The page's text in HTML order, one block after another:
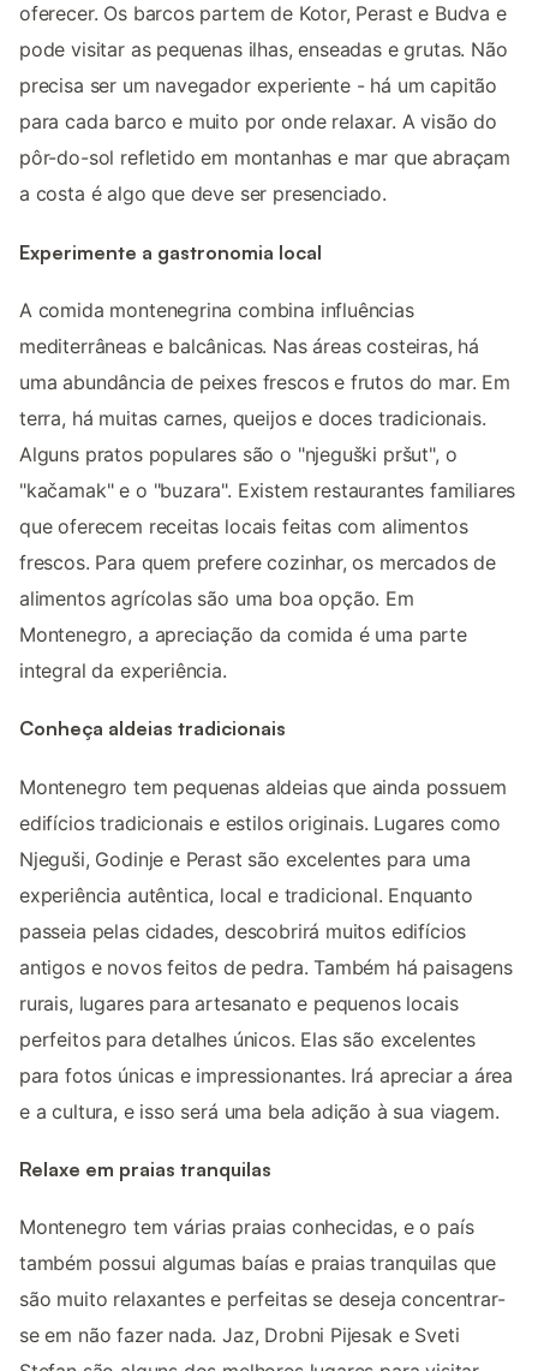
oferecer. Os barcos partem de Kotor, Perast e Budva e
pode visitar as pequenas ilhas, enseadas e grutas. Não
precisa ser um navegador experiente - há um capitão
para cada barco e muito por onde relaxar. A visão do
pôr-do-sol refletido em montanhas e mar que abraçam
a costa é algo que deve ser presenciado.
Experimente a gastronomia local
A comida montenegrina combina influências
mediterrâneas e balcânicas. Nas áreas costeiras, há
uma abundância de peixes frescos e frutos do mar. Em
terra, há muitas carnes, queijos e doces tradicionais.
Alguns pratos populares são o "njeguški pršut", o
"kačamak" e o "buzara". Existem restaurantes familiares
que oferecem receitas locais feitas com alimentos
frescos. Para quem prefere cozinhar, os mercados de
alimentos agrícolas são uma boa opção. Em
Montenegro, a apreciação da comida é uma parte
integral da experiência.
Conheça aldeias tradicionais
Montenegro tem pequenas aldeias que ainda possuem
edifícios tradicionais e estilos originais. Lugares como
Njeguši, Godinje e Perast são excelentes para uma
experiência autêntica, local e tradicional. Enquanto
passeia pelas cidades, descobrirá muitos edifícios
antigos e novos feitos de pedra. Também há paisagens
rurais, lugares para artesanato e pequenos locais
perfeitos para detalhes únicos. Elas são excelentes
para fotos únicas e impressionantes. Irá apreciar a área
e a cultura, e isso será uma bela adição à sua viagem.
Relaxe em praias tranquilas
Montenegro tem várias praias conhecidas, e o país
também possui algumas baías e praias tranquilas que
são muito relaxantes e perfeitas se deseja concentrar-
se em não fazer nada. Jaz, Drobni Pijesak e Sveti